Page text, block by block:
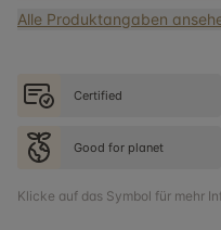
Alle Produktangaben
Certified
Good for planet
Klicke auf das Symbol für mehr